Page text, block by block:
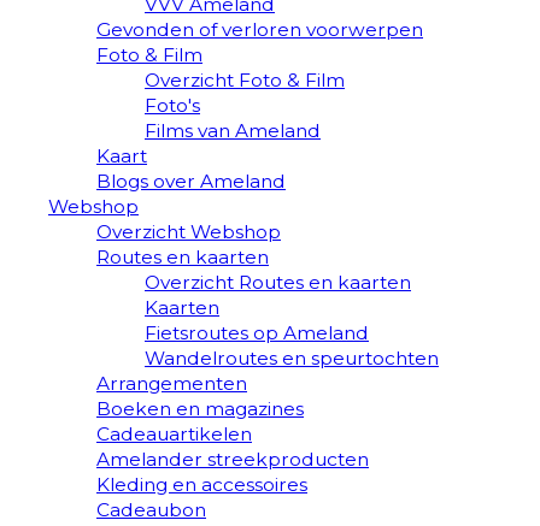
Gevonden of verloren voorwerpen
Foto & Film
Overzicht Foto & Film
Foto's
Films van Ameland
Kaart
Blogs over Ameland
Webshop
Overzicht Webshop
Routes en kaarten
Overzicht Routes en kaarten
Kaarten
Fietsroutes op Ameland
Wandelroutes en speurtochten
Arrangementen
Boeken en magazines
Cadeauartikelen
Amelander streekproducten
Kleding en accessoires
Cadeaubon